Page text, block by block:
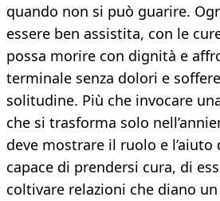
quando non si può guarire.
essere ben assistita, con le
possa morire con dignità e
terminale senza dolori e
solitudine. Più che invocare
che si trasforma solo
deve mostrare il ruolo e l’aiuto
capace di prendersi cura, di
coltivare relazioni che diano